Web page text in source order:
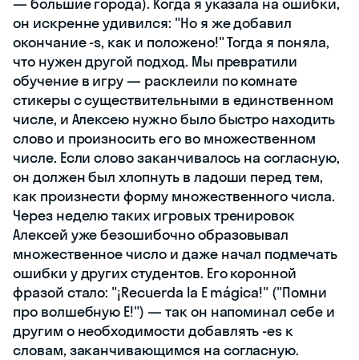
он искренне удивился: "Но я же добавил
окончание -s, как и положено!" Тогда я поняла,
что нужен другой подход. Мы превратили
обучение в игру — расклеили по комнате
стикеры с существительными в единственном
числе, и Алексею нужно было быстро находить
слово и произносить его во множественном
числе. Если слово заканчивалось на согласную,
он должен был хлопнуть в ладоши перед тем,
как произнести форму множественного числа.
Через неделю таких игровых тренировок
Алексей уже безошибочно образовывал
множественное число и даже начал подмечать
ошибки у других студентов. Его коронной
фразой стало: "¡Recuerda la E mágica!" ("Помни
про волшебную Е!") — так он напоминал себе и
другим о необходимости добавлять -es к
словам, заканчивающимся на согласную.